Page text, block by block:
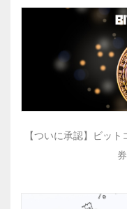
【ついに承認】ビッ